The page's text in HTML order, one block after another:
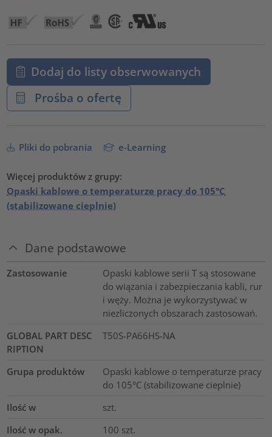
Dodaj do listy obserwowanych
Prośba o ofertę
Pliki do pobrania e-Learning
Więcej produktów z grupy:
Opaski kablowe o temperaturze pracy do 105°C
(stabilizowane cieplnie)
Dane podstawowe
Zastosowanie
Opaski kablowe serii T są stosowane
do wiązania i zabezpieczania kabli, rur
i węży. Można je wykorzystywać w
niezliczonych obszarach zastosowań.
GLOBAL PART DESC
RIPTION
T50S-PA66HS-NA
Grupa produktów
Opaski kablowe o temperaturze pracy
do 105°C (stabilizowane cieplnie)
Ilość w
szt.
Ilość w opak.
100 szt.